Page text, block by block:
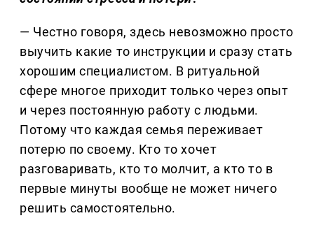
— Честно говоря, здесь невозможно просто
выучить какие то инструкции и сразу стать
хорошим специалистом. В ритуальной
сфере многое приходит только через опыт
и через постоянную работу с людьми.
Потому что каждая семья переживает
потерю по своему. Кто то хочет
разговаривать, кто то молчит, а кто то в
первые минуты вообще не может ничего
решить самостоятельно.